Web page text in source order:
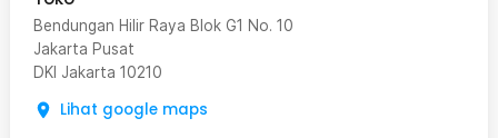
Bendungan Hilir Raya Blok G1 No. 10
Jakarta Pusat
DKI Jakarta 10210
Lihat google maps